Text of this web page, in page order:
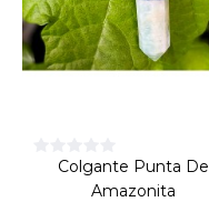
Colgante Punta De
Amazonita